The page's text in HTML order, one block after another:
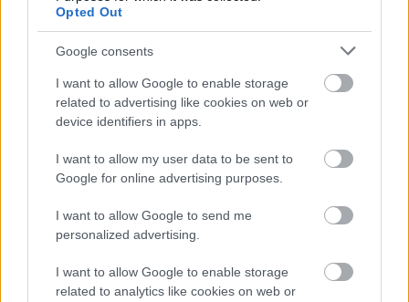
Opted Out
Google consents
I want to allow Google to enable storage
related to advertising like cookies on web or
device identifiers in apps.
I want to allow my user data to be sent to
Google for online advertising purposes.
I want to allow Google to send me
personalized advertising.
I want to allow Google to enable storage
related to analytics like cookies on web or